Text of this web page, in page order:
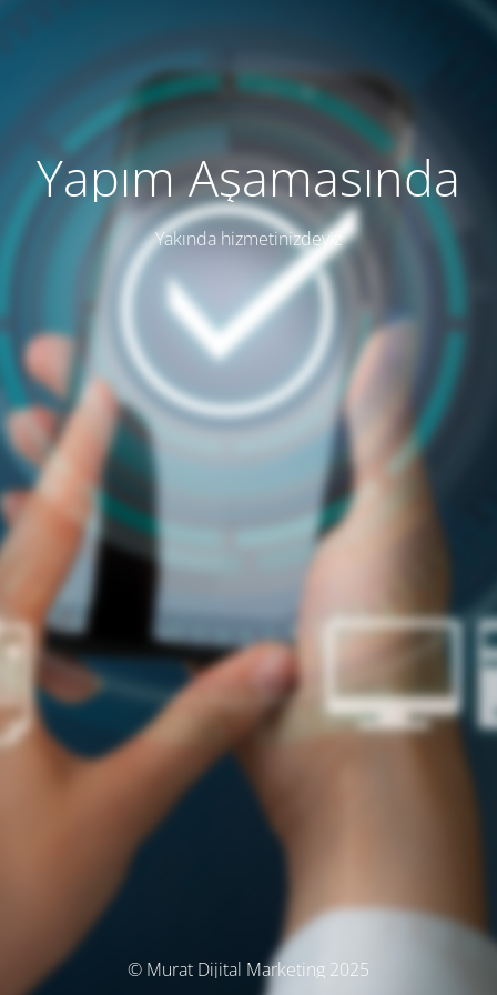
Yapım Aşamasında
Yakında hizmetinizdeyiz
© Murat Dijital Marketing 2025